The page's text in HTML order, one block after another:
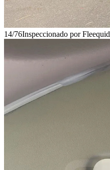
14/76Inspeccionado por Fleequid